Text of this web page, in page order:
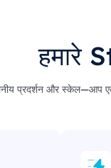
हमारे
प्रदर्शन और स्केल—आप